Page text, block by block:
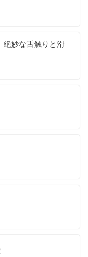
妙な舌触りと滑